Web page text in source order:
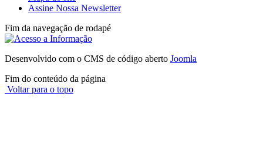
Assine Nossa Newsletter
Fim da navegação de rodapé
Desenvolvido com o CMS de código aberto Joomla
Fim do conteúdo da página
Voltar para o topo